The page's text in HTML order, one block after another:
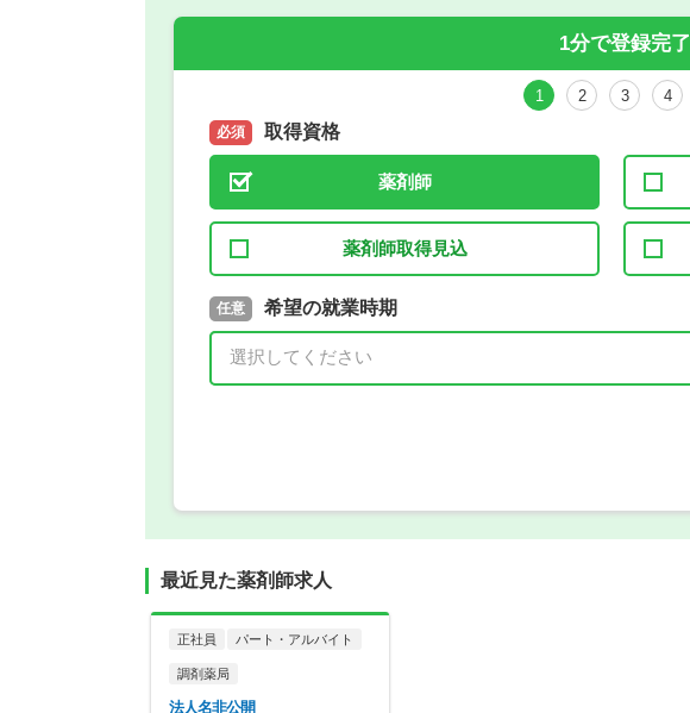
1分で登録完了
1 2 3 4
必須 取得資格
薬剤師
薬剤師取得見込
必須 取得予定年
年 3月
任意 希望の就業時期
最近見た薬剤師求人
正社員 パート・アルバイト
調剤薬局
法人名非公開